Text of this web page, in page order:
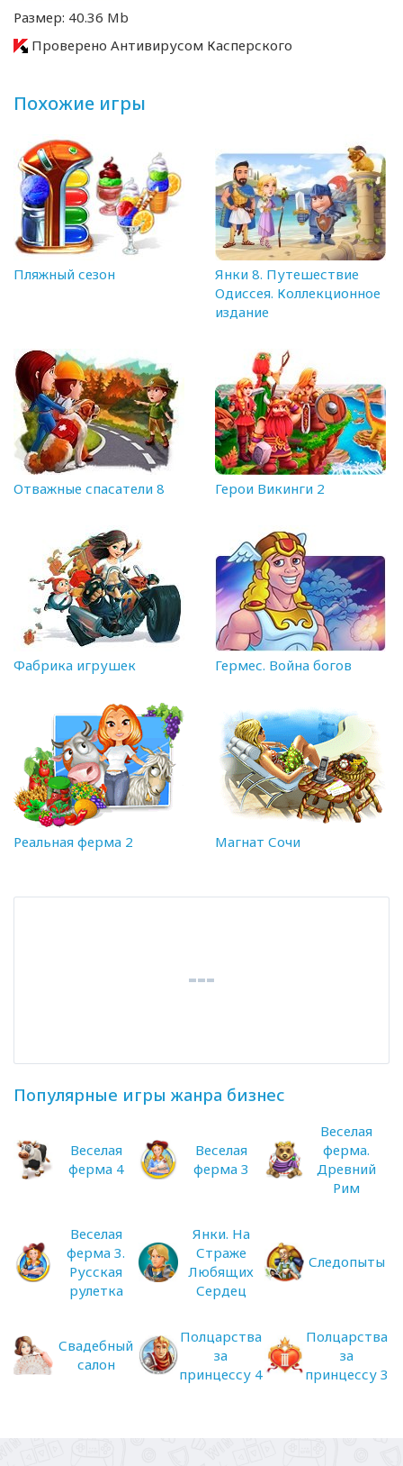
Размер: 40.36 Mb
Проверено Антивирусом Касперского
Похожие игры
Пляжный сезон
Янки 8. Путешествие
Одиссея. Коллекционное
издание
Отважные спасатели 8 Герои Викинги 2
Фабрика игрушек Гермес. Война богов
Реальная ферма 2 Магнат Сочи
Популярные игры жанра бизнес
Веселая
ферма 4
Веселая
ферма 3
Веселая
ферма.
Древний
Рим
Веселая
ферма 3.
Русская
рулетка
Янки. На
Страже
Любящих
Сердец
Следопыты
Свадебный
салон
Полцарства
за
принцессу 4
Полцарства
за
принцессу 3